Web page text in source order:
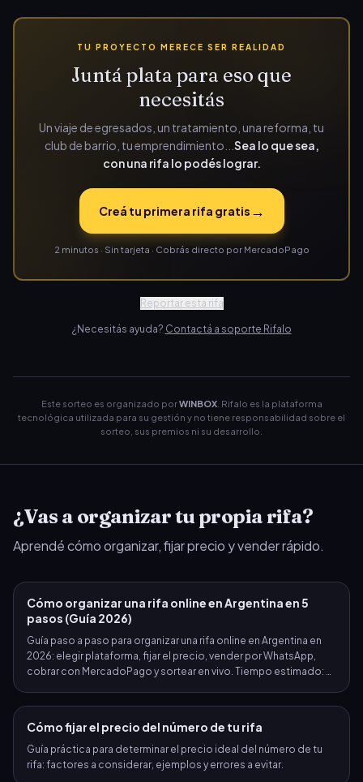
TU PROYECTO MERECE SER REALIDAD
Juntá plata para eso que
necesitás
Un viaje de egresados, un tratamiento, una reforma, tu
club de barrio, tu emprendimiento... Sea lo que sea,
con una rifa lo podés lograr.
Creá tu primera rifa gratis →
2 minutos · Sin tarjeta · Cobrás directo por MercadoPago
Reportar esta rifa
¿Necesitás ayuda? Contactá a soporte Rifalo
Este sorteo es organizado porWINBOX. Rifalo es la plataforma
tecnológica utilizada para su gestión y no tiene responsabilidad sobre el
sorteo, sus premios ni su desarrollo.
¿Vas a organizar tu propia rifa?
Aprendé cómo organizar, fijar precio y vender rápido.
Cómo organizar una rifa online en Argentina en 5
pasos (Guía 2026)
Guía paso a paso para organizar una rifa online en Argentina en
2026: elegir plataforma, fijar el precio, vender por WhatsApp,
cobrar con MercadoPago y sortear en vivo. Tiempo estimado: 2
Cómo fijar el precio del número de tu rifa
Guía práctica para determinar el precio ideal del número de tu
rifa: factores a considerar, ejemplos y errores a evitar.